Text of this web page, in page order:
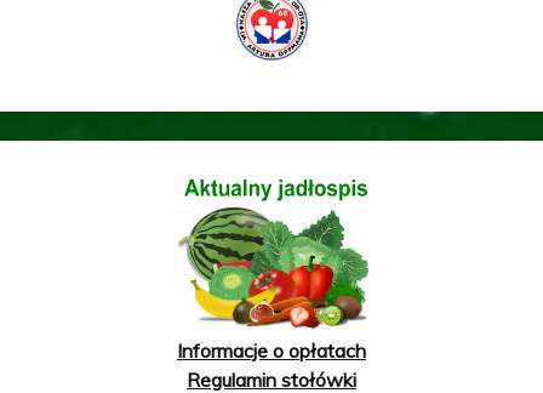
Informacje o opłatach
Regulamin stołówki